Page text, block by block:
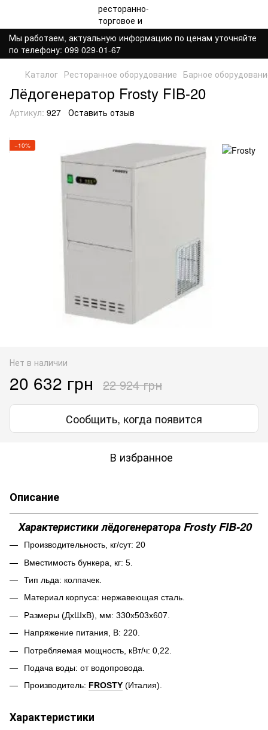
Мы работаем, актуальную информацию по ценам уточняйте
по телефону: 099 029-01-67
Каталог Ресторанное оборудование Барное
Лёдогенератор Frosty FIB-20
Артикул: 927 Оставить отзыв
−10%
Нет в наличии
20 632 грн 22 924 грн
Сообщить, когда появится
В избранное
Описание
Характеристики лёдогенератора Frosty FIB-20
Производительность, кг/сут: 20
Вместимость бункера, кг: 5.
Тип льда: колпачек.
Материал корпуса: нержавеющая сталь.
Размеры (ДхШхВ), мм: 330х503х607.
Напряжение питания, В: 220.
Потребляемая мощность, кВт/ч: 0,22.
Подача воды: от водопровода.
Производитель: FROSTY (Италия).
Характеристики